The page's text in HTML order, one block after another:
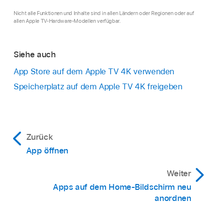
Beim Auslagern einer App wird diese von der
erhalten für den Fall, dass du die App erneut
Zusammen mit der App werden auch alle
jedoch nicht wiederhergestellt.
Nicht alle Funktionen und Inhalte sind in allen Ländern oder Regionen oder auf
allen Apple TV-Hardware-Modellen verfügbar.
Siehe auch
App Store auf dem Apple TV 4K verwenden
Speicherplatz auf dem Apple TV 4K freigeben
Zurück
App öffnen
Weiter
Apps auf dem Home-Bildschirm neu
anordnen